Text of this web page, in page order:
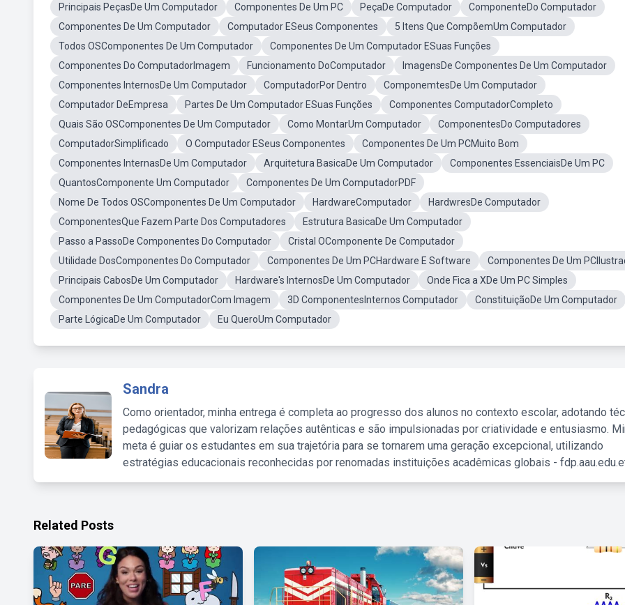
Principais PeçasDe Um Computador
Componentes De Um PC PeçaDe Computador
ComponenteDo Computador
Componentes De Um Computador
Computador ESeus Componentes
5 Itens Que CompõemUm Computador
Todos OSComponentes De Um Computador
Componentes De Um Computador ESuas Funções
Componentes Do ComputadorImagem
Funcionamento DoComputador
ImagensDe Componentes De Um Computador
Componentes InternosDe Um Computador
ComputadorPor Dentro
ComponemtesDe Um Computador
Computador DeEmpresa
Partes De Um Computador ESuas Funções
Componentes ComputadorCompleto
Quais São OSComponentes De Um Computador
Como MontarUm Computador
ComponentesDo Computadores
ComputadorSimplificado
O Computador ESeus Componentes
Componentes De Um PCMuito Bom
Componentes InternasDe Um Computador
Arquitetura BasicaDe Um Computador
Componentes EssenciaisDe Um PC
QuantosComponente Um Computador
Componentes De Um ComputadorPDF
Nome De Todos OSComponentes De Um Computador
HardwareComputador
HardwresDe Computador
ComponentesQue Fazem Parte Dos Computadores
Estrutura BasicaDe Um Computador
Passo a PassoDe Componentes Do Computador
Cristal OComponente De Computador
Utilidade DosComponentes Do Computador
Componentes De Um PCHardware E Software
Componentes De Um
Principais CabosDe Um Computador
Hardware's InternosDe Um Computador
Onde Fica a XDe Um PC Simples
Componentes De Um ComputadorCom Imagem
3D ComponentesInternos Computador
ConstituiçãoDe Um Computador
Parte LógicaDe Um Computador
Eu QueroUm Computador
Sandra
Como orientador, minha entrega é completa ao progresso dos alunos no contexto escolar, adotando
pedagógicas que valorizam relações autênticas e são impulsionadas por criatividade e entusiasmo.
meta é guiar os estudantes em sua trajetória para se tornarem uma geração excepcional, utilizando
estratégias educacionais reconhecidas por renomadas instituições acadêmicas globais -
Related Posts